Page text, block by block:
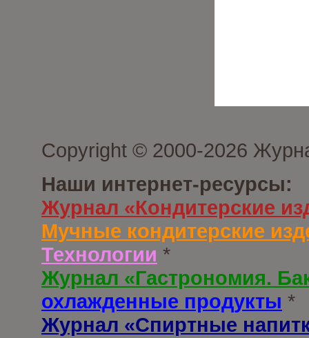
Copyright © 2000-2026
Наши интернет-ресурсы:
Журнал «Кондитерские
Мучные кондитерские
Технологии *
Журнал «Гастрономия.
охлажденные продукты *
Журнал «Спиртные